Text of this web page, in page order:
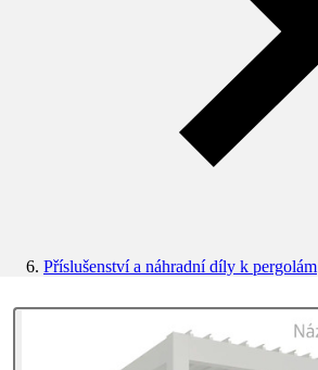
Příslušenství a náhradní díly k pergolám